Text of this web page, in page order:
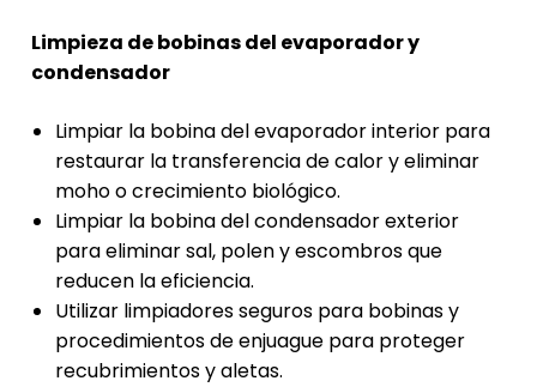
Limpieza de bobinas del evaporador y
condensador
Limpiar la bobina del evaporador interior para
restaurar la transferencia de calor y eliminar
moho o crecimiento biológico.
Limpiar la bobina del condensador exterior
para eliminar sal, polen y escombros que
reducen la eficiencia.
Utilizar limpiadores seguros para bobinas y
procedimientos de enjuague para proteger
recubrimientos y aletas.